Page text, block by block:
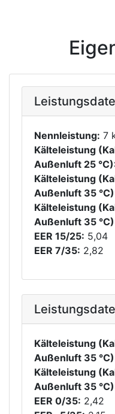
Nennleistung: 7
Kälteleistung
Außenluft 25
Kälteleistung
Außenluft 35
Kälteleistung
Außenluft 35
EER 15/25: 5,04
EER 7/35: 2,82
Kälteleistung
Außenluft 35
Kälteleistung
Außenluft 35
EER 0/35: 2,42